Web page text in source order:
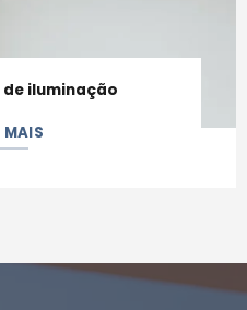
iluminação
MAIS